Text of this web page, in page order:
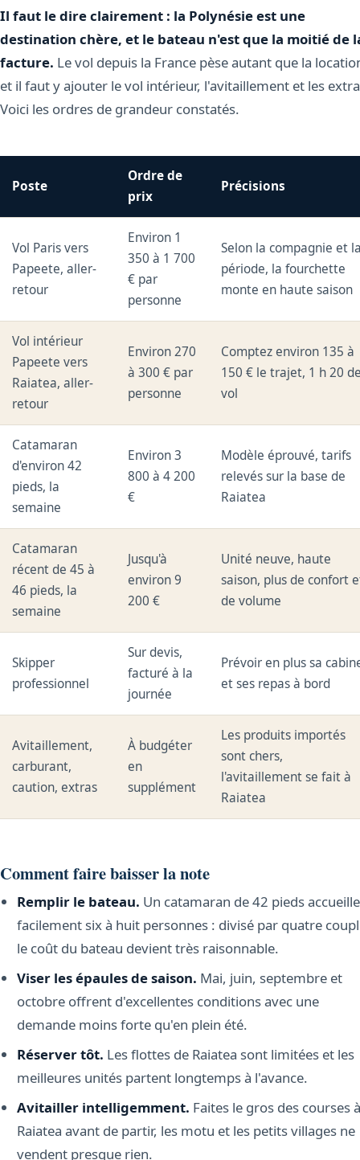
Il faut le dire clairement : la Polynésie est une
destination chère, et le bateau n'est que la moitié de
facture. Le vol depuis la France pèse autant que la
et il faut y ajouter le vol intérieur, l'avitaillement et les
Voici les ordres de grandeur constatés.
Poste
Ordre de
prix
Précisions
Vol Paris vers
Papeete, aller-
retour
Environ 1
350 à 1 700
€ par
personne
Selon la compagnie et
période, la fourchette
monte en haute saison
Vol intérieur
Papeete vers
Raiatea, aller-
retour
Environ 270
à 300 € par
personne
Comptez environ 135 à
150 € le trajet, 1 h 20
vol
Catamaran
d'environ 42
pieds, la
semaine
Environ 3
800 à 4 200
€
Modèle éprouvé, tarifs
relevés sur la base de
Raiatea
Catamaran
récent de 45 à
46 pieds, la
semaine
Jusqu'à
environ 9
200 €
Unité neuve, haute
saison, plus de confort
de volume
Skipper
professionnel
Sur devis,
facturé à la
journée
Prévoir en plus sa
et ses repas à bord
Avitaillement,
carburant,
caution, extras
À budgéter
en
supplément
Les produits importés
sont chers,
l'avitaillement se fait à
Raiatea
Comment faire baisser la note
Remplir le bateau. Un catamaran de 42 pieds accueille
facilement six à huit personnes : divisé par quatre
le coût du bateau devient très raisonnable.
Viser les épaules de saison. Mai, juin, septembre et
octobre offrent d'excellentes conditions avec une
demande moins forte qu'en plein été.
Réserver tôt. Les flottes de Raiatea sont limitées et les
meilleures unités partent longtemps à l'avance.
Avitailler intelligemment. Faites le gros des courses à
Raiatea avant de partir, les motu et les petits villages ne
vendent presque rien.